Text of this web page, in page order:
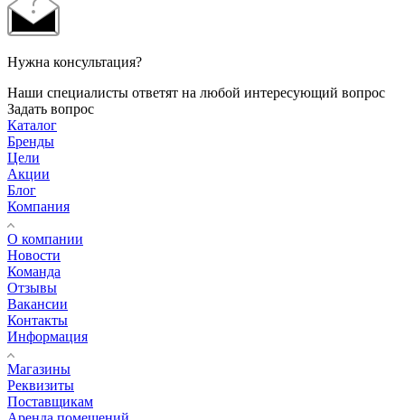
Нужна консультация?
Наши специалисты ответят на любой интересующий вопрос
Задать вопрос
Каталог
Бренды
Цели
Акции
Блог
Компания
О компании
Новости
Команда
Отзывы
Вакансии
Контакты
Информация
Магазины
Реквизиты
Поставщикам